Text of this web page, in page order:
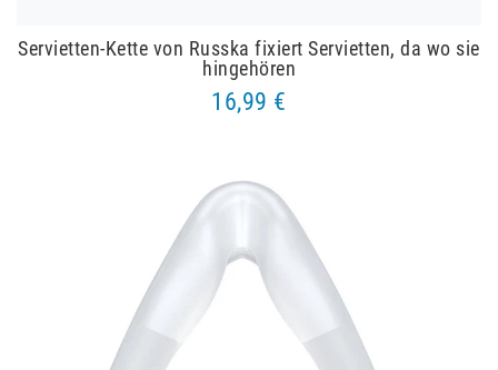
Servietten-Kette von Russka fixiert Servietten, da wo sie
hingehören
16,99 €